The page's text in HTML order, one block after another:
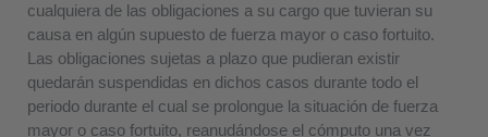
cualquiera de las obligaciones a su cargo que tuvieran su
causa en algún supuesto de fuerza mayor o caso fortuito.
Las obligaciones sujetas a plazo que pudieran existir
quedarán suspendidas en dichos casos durante todo el
periodo durante el cual se prolongue la situación de fuerza
mayor o caso fortuito, reanudándose el cómputo una vez